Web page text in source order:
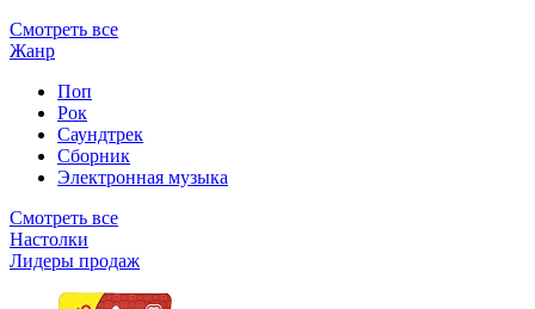
Смотреть все
Жанр
Поп
Рок
Саундтрек
Сборник
Электронная музыка
Смотреть все
Настолки
Лидеры продаж